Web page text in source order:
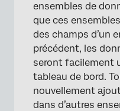
ensembles de
que ces
des champs d’un
précédent, les
seront facilement
tableau de bord.
nouvellement
dans d’autres